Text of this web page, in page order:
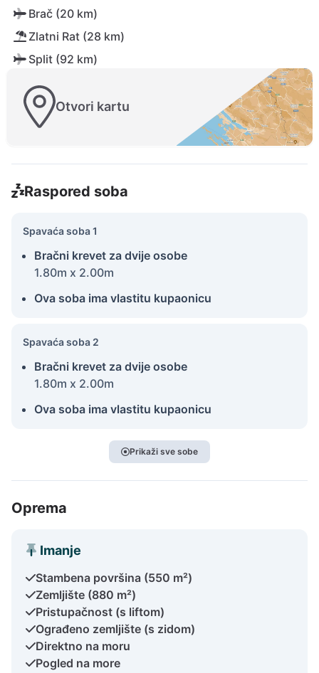
Brač (20 km)
Zlatni Rat (28 km)
Split (92 km)
Otvori kartu
Raspored soba
Spavaća soba 1
Bračni krevet za dvije osobe
1.80m x 2.00m
Ova soba ima vlastitu kupaonicu
Spavaća soba 2
Bračni krevet za dvije osobe
1.80m x 2.00m
Ova soba ima vlastitu kupaonicu
Prikaži sve sobe
Oprema
Imanje
Stambena površina (550 m²)
Zemljište (880 m²)
Pristupačnost (s liftom)
Ograđeno zemljište (s zidom)
Direktno na moru
Pogled na more